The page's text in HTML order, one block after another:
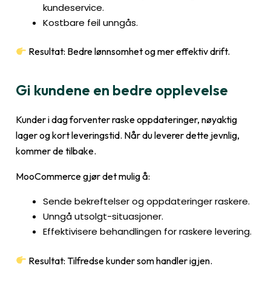
kundeservice.
Kostbare feil unngås.
Resultat: Bedre lønnsomhet og mer effektiv drift.
Gi kundene en bedre opplevelse
Kunder i dag forventer raske oppdateringer, nøyaktig
lager og kort leveringstid. Når du leverer dette jevnlig,
kommer de tilbake.
MooCommerce gjør det mulig å:
Sende bekreftelser og oppdateringer raskere.
Unngå utsolgt-situasjoner.
Effektivisere behandlingen for raskere levering.
Resultat: Tilfredse kunder som handler igjen.